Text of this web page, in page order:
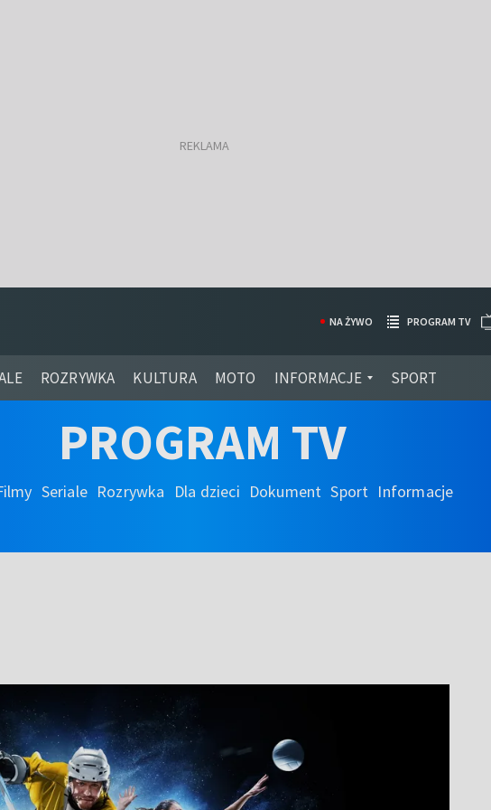
ROZRYWKA KULTURA MOTO INFORMACJE SPORT
NA ŻYWO PROGRAM TV
PROGRAM TV
Seriale Rozrywka Dla dzieci Dokument Sport Informacje